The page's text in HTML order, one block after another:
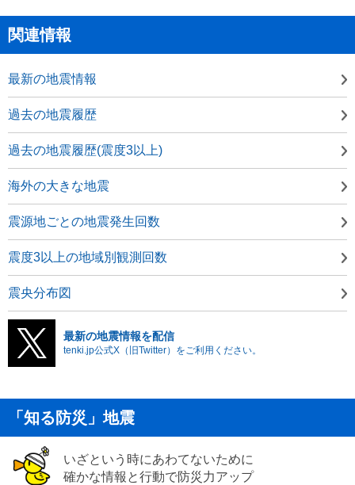
関連情報
最新の地震情報
過去の地震履歴
過去の地震履歴(震度3以上)
海外の大きな地震
震源地ごとの地震発生回数
震度3以上の地域別観測回数
震央分布図
最新の地震情報を配信
tenki.jp公式X（旧Twitter）をご利用ください。
「知る防災」地震
いざという時にあわてないために
確かな情報と行動で防災力アップ